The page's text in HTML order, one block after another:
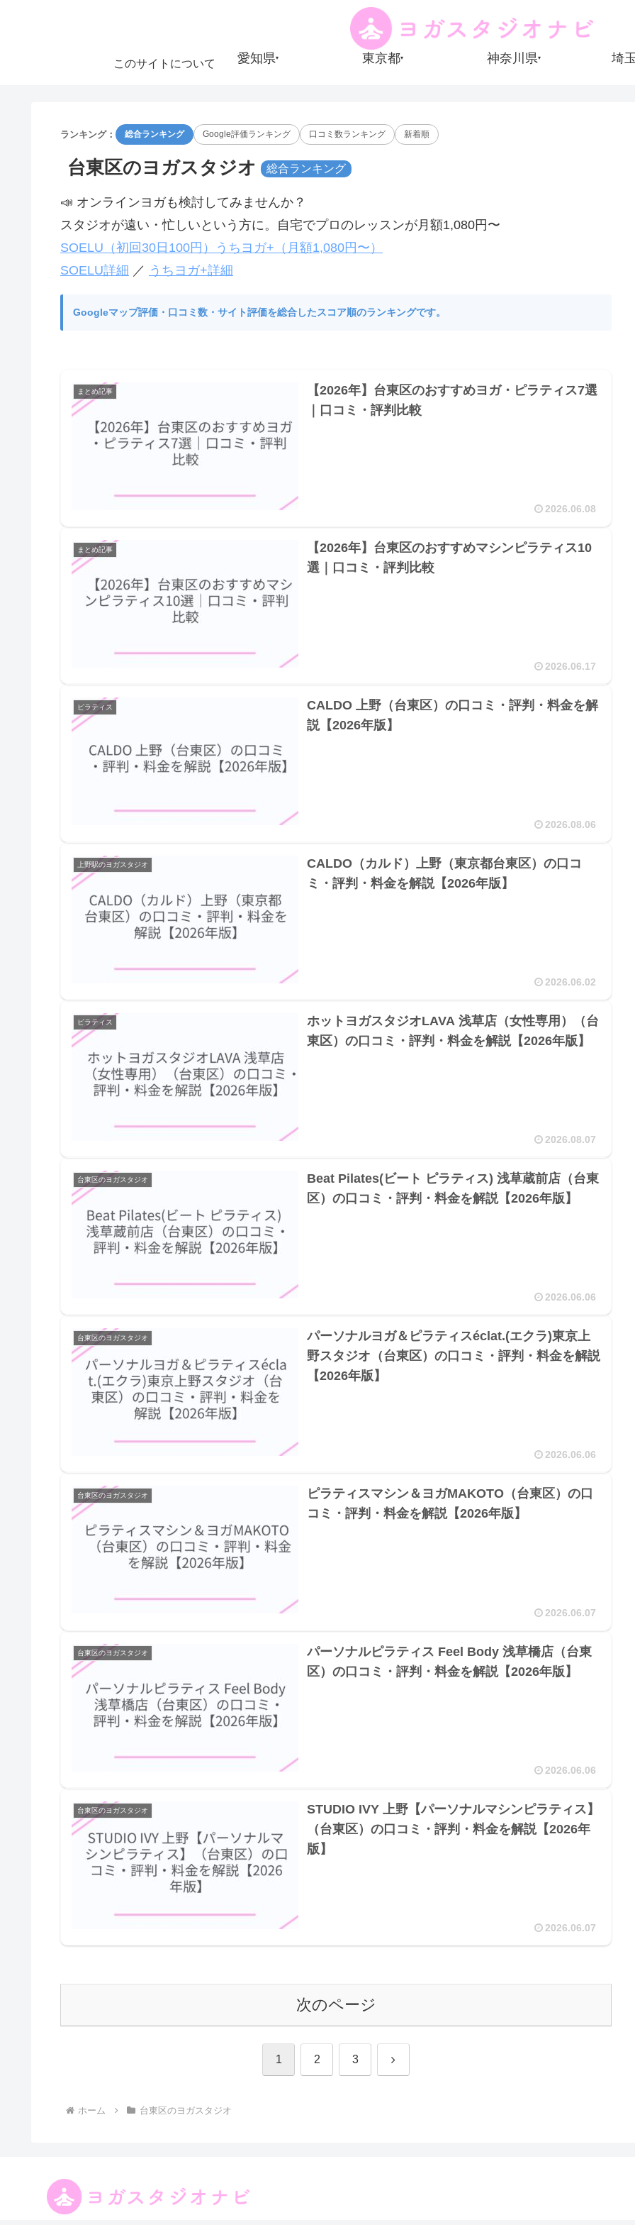
このサイトについて 愛知県▾ 東京都▾ 神奈川県▾ 埼
ランキング： 総合ランキング Google評価ランキング 口コミ数ランキング 新着順
台東区のヨガスタジオ 総合ランキング
📣 オンラインヨガも検討してみませんか？
スタジオが遠い・忙しいという方に。自宅でプロのレッスンが月額1,080円〜
SOELU（初回30日100円）
うちヨガ+（月額1,080円〜）
SOELU詳細 ／ うちヨガ+詳細
Googleマップ評価・口コミ数・サイト評価を総合したスコア順のランキングです。
まとめ記事
【2026年】台東区のおすすめヨガ・ピラティス7選
｜口コミ・評判比較
2026.06.08
まとめ記事
【2026年】台東区のおすすめマシンピラティス10
選｜口コミ・評判比較
2026.06.17
ピラティス
CALDO 上野（台東区）の口コミ・評判・料金を解
説【2026年版】
2026.08.06
上野駅のヨガスタジオ
CALDO（カルド）上野（東京都台東区）の口コ
ミ・評判・料金を解説【2026年版】
2026.06.02
ピラティス
ホットヨガスタジオLAVA 浅草店（女性専用）（台
東区）の口コミ・評判・料金を解説【2026年版】
2026.08.07
台東区のヨガスタジオ
Beat Pilates(ビート ピラティス) 浅草蔵前店（台東
区）の口コミ・評判・料金を解説【2026年版】
2026.06.06
台東区のヨガスタジオ
パーソナルヨガ＆ピラティスéclat.(エクラ)東京上
野スタジオ（台東区）の口コミ・評判・料金を解説
【2026年版】
2026.06.06
台東区のヨガスタジオ
ピラティスマシン＆ヨガMAKOTO（台東区）の口
コミ・評判・料金を解説【2026年版】
2026.06.07
台東区のヨガスタジオ
パーソナルピラティス Feel Body 浅草橋店（台東
区）の口コミ・評判・料金を解説【2026年版】
2026.06.06
台東区のヨガスタジオ
STUDIO IVY 上野【パーソナルマシンピラティス】
（台東区）の口コミ・評判・料金を解説【2026年
版】
2026.06.07
次のページ
1 2 3 次
ホーム 台東区のヨガスタジオ